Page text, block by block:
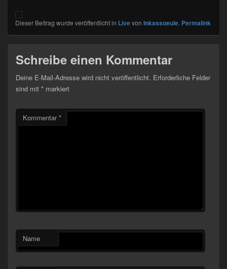
Dieser Beitrag wurde veröffentlicht in Livevon Inkassoeule. Permalink
Schreibe einen Kommentar
Deine E-Mail-Adresse wird nicht veröffentlicht. Erforderliche Felder
sind mit * markiert
Kommentar*
Name